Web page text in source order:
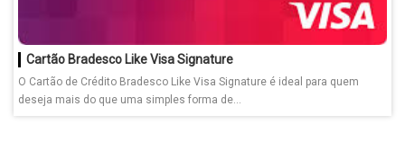
Cartão Bradesco Like Visa Signature
O Cartão de Crédito Bradesco Like Visa Signature é ideal para quem
deseja mais do que uma simples forma de...